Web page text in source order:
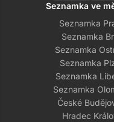
Seznamka ve
Seznamka
Seznamka
Seznamka
Seznamka
Seznamka
Seznamka
České
Hradec